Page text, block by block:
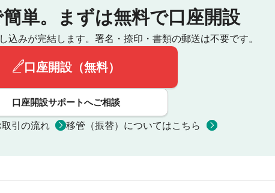
単。 まずは無料で口座開設
込みが完結します。 署名・捺印・書類の郵送は不要です。
口座開設（無料）
口座開設サポートへご相談
引の流れ 移管（振替）についてはこちら